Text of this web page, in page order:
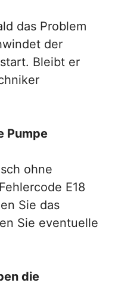
das Problem
der
Bleibt er
Pumpe
ohne
E18
Sie das
Sie eventuelle
die